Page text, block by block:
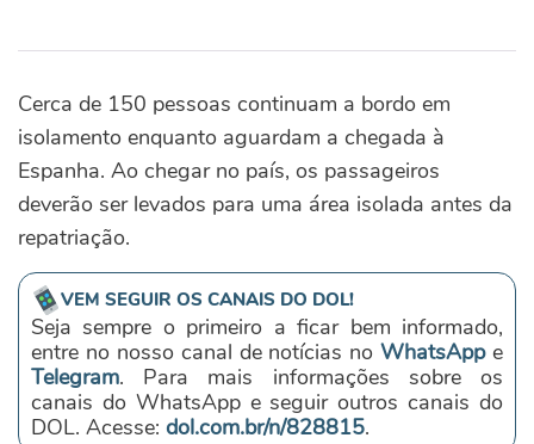
Cerca de 150 pessoas continuam a bordo em
isolamento enquanto aguardam a chegada à
Espanha. Ao chegar no país, os passageiros
deverão ser levados para uma área isolada antes da
repatriação.
VEM SEGUIR OS CANAIS DO DOL!
Seja sempre o primeiro a ficar bem informado,
entre no nosso canal de notícias noWhatsAppe
Telegram. Para mais informações sobre os
canais do WhatsApp e seguir outros canais do
DOL. Acesse: dol.com.br/n/828815.